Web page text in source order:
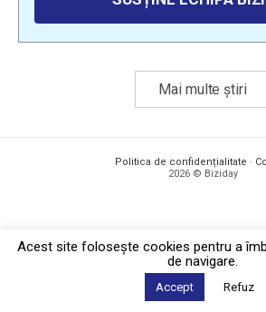
Mai multe știri
Politica de confidențialitate ·
2026 © Biziday
Acest site foloseşte cookies pentru a
de navigare.
Accept Refuz